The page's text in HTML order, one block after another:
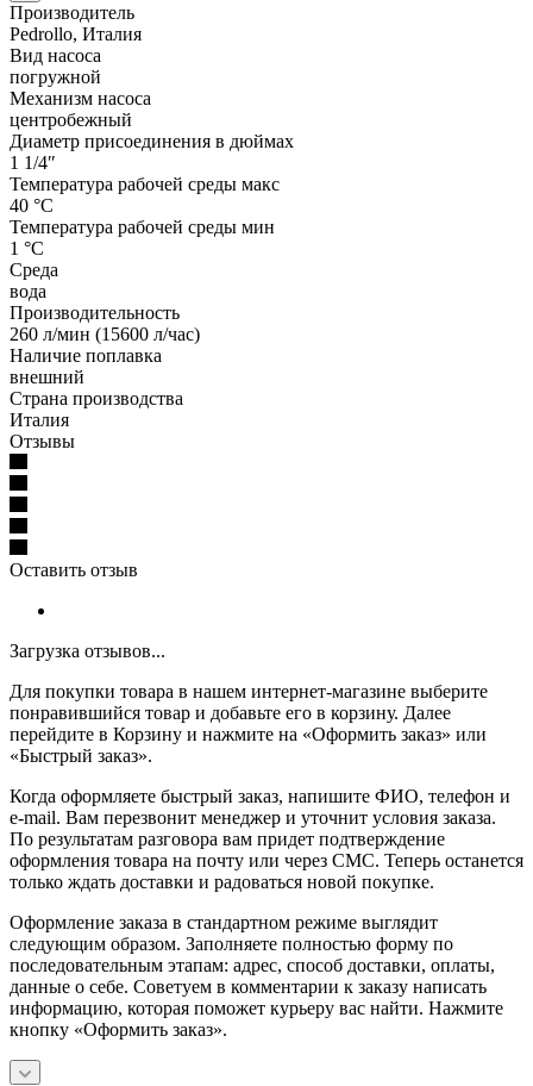
Производитель
Pedrollo, Италия
Вид насоса
погружной
Механизм насоса
центробежный
Диаметр присоединения в дюймах
1 1/4″
Температура рабочей среды макс
40 °С
Температура рабочей среды мин
1 °С
Среда
вода
Производительность
260 л/мин (15600 л/час)
Наличие поплавка
внешний
Страна производства
Италия
Отзывы
Оставить отзыв
Загрузка отзывов...
Для покупки товара в нашем интернет-магазине выберите
понравившийся товар и добавьте его в корзину. Далее
перейдите в Корзину и нажмите на «Оформить заказ» или
«Быстрый заказ».
Когда оформляете быстрый заказ, напишите ФИО, телефон и
e-mail. Вам перезвонит менеджер и уточнит условия заказа.
По результатам разговора вам придет подтверждение
оформления товара на почту или через СМС. Теперь останется
только ждать доставки и радоваться новой покупке.
Оформление заказа в стандартном режиме выглядит
следующим образом. Заполняете полностью форму по
последовательным этапам: адрес, способ доставки, оплаты,
данные о себе. Советуем в комментарии к заказу написать
информацию, которая поможет курьеру вас найти. Нажмите
кнопку «Оформить заказ».